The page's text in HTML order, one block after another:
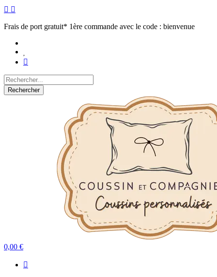
Frais de port gratuit* 1ère commande avec le code : bienvenue
Rechercher
0,00 €